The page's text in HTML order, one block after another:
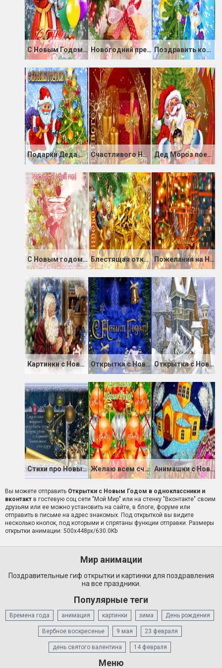
С Новым Годом Gif открытка Новогодний презент Поздравить коллег с Новым Годом
Подарки Деда Мороза к новому году Счастливого Нового Года Дед Мороз поет песню
С Новым годом, дорогие друзья! Блестящая открытка Счастливого Нового Года Пожелания на Новый Год открытка
Картинки с Новым Годом и Рождеством Открытка с Новым Годом для блогов и форумов Открытка с Новым Годом для фейсбука
Стихи про Новый Год в картинках Желаю всем счастливого Нового Года Анимашки с Новым Годом
Вы можете отправить Открытки с Новым Годом в одноклассники и
вконтакт в гостевую соц сети "Мой Мир" или на стенку "Вконтакте" своим
друзьям или ее можно установить на сайте, в блоге, форуме или
отправить в письме на адрес знакомых. Под открыткой вы видите
несколько кнопок, под которыми и спрятаны функции отправки. Размеры
открытки анимации: 500x448px/630.0Kb
Мир анимации
Поздравительные гиф открытки и картинки для поздравления
на все праздники.
Популярные теги
Времена года анимация картинки зима День рождения
Вербное воскресенье 9 мая 23 февраля
день святого валентина 14 февраля
Меню